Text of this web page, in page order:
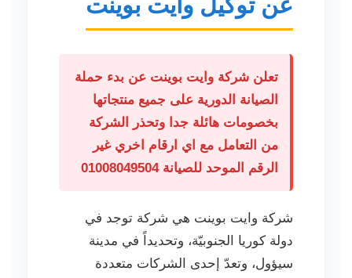
تعلن شركة وايت بوينت عن بدء حملة
الصيانة الدورية على جميع منتجاتها
بخصومات هائلة جدا وتحذر الشركة
من التعامل مع اي ارقام اخري غير
الرقم الموحد للصيانة 01008049504
شركة وايت بوينت هي شركة توجد في
دولة كوريا الجنوبيّة، وتحديداً في مدينة
سيؤول، وتعدّ إحدى الشركات متعددة